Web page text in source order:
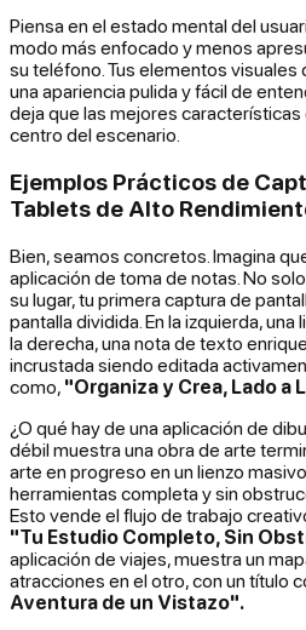
Piensa en el estado mental del
modo más enfocado y menos
su teléfono. Tus elementos
una apariencia pulida y fácil de
deja que las mejores
centro del escenario.
Ejemplos Prácticos de
Tablets de Alto
Bien, seamos concretos. Imagina
aplicación de toma de notas. No
su lugar, tu primera captura de
pantalla dividida. En la izquierda,
la derecha, una nota de texto
incrustada siendo editada
como, "Organiza y Crea, Lado a
¿O qué hay de una aplicación de
débil muestra una obra de arte
arte en progreso en un lienzo
herramientas completa y sin
Esto vende el flujo de trabajo
"Tu Estudio Completo, Sin
aplicación de viajes, muestra un
atracciones en el otro, con un título
Aventura de un Vistazo".